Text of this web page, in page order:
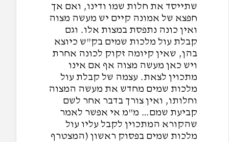
שתייסד את חלות שמו ודינו, ואם אך
חפצא של אמונה קיים יש מעשה מצוה
ואין כונה נתפסת במצות אלו. וגם
קבלת עול מלכות שמים בק"ש כיוצא
בהן, שאין קיומה זקוק לכונה אחרת
ויש כאן מעשה מצוה אף אם אינו
מתכוין לצאת. עצמה של קבלת עול
מלכות שמים מחדש את מעשה המצוה
וחלותו, ואין צורך בדבר אחר לשם
קביעת שמם… מ"מ אי אפשר לאמר
שהקורא המתכוין לקבל עליו עול
מלכות שמים בפסוק ראשון (המצטרף